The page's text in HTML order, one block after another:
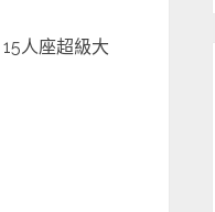
人座超級大